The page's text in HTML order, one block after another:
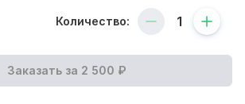
монтажу: расположение оборудования,
материалов для покупки и установки.
Количество:
Заказать за 2 500 ₽